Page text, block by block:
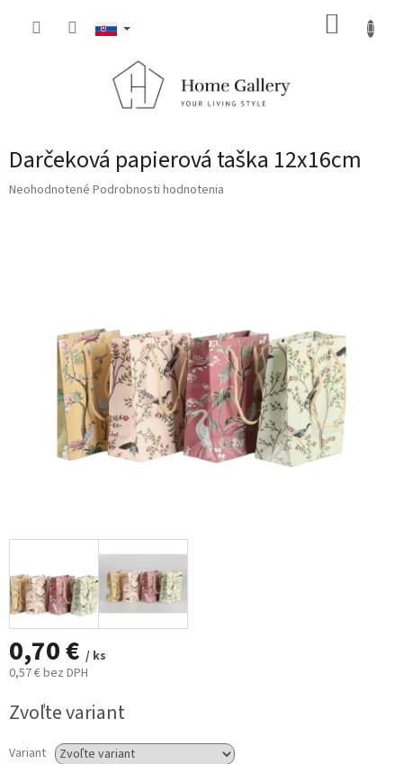
Darčeková papierová taška 12x16cm
Priemerné
Neohodnotené Podrobnosti hodnotenia
0,70 € / ks
0,57 € bez DPH
cena:
Zvoľte variant
Variant